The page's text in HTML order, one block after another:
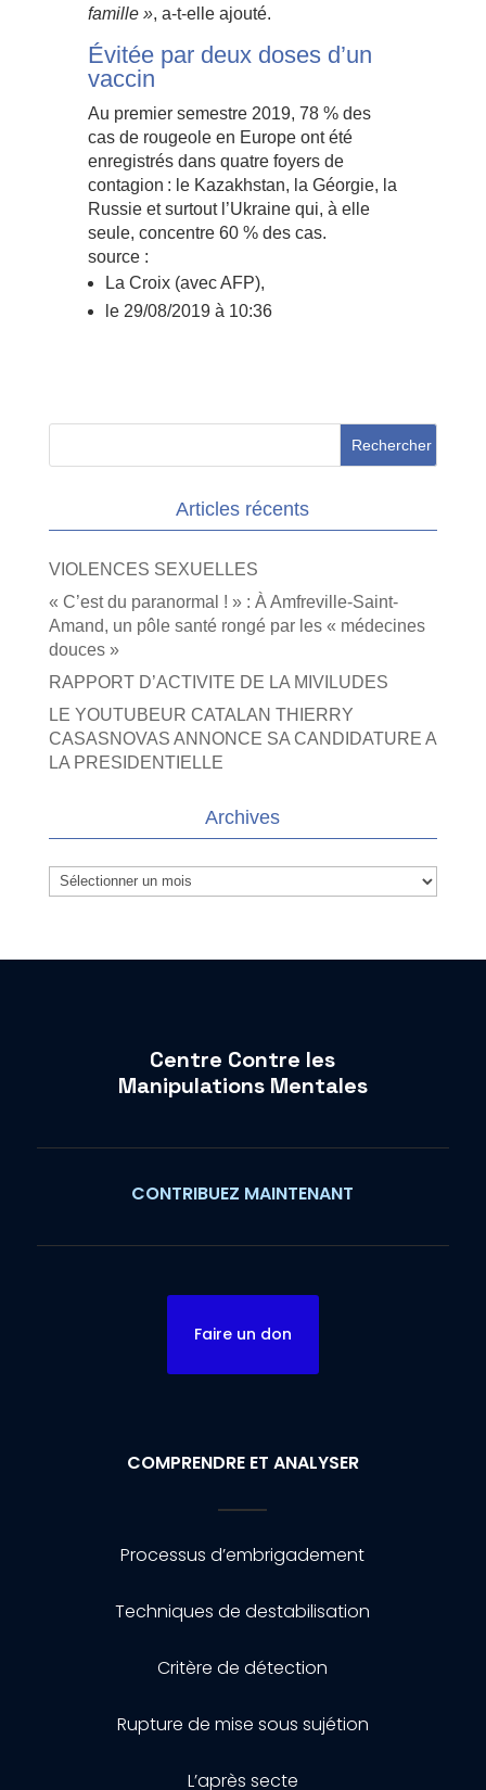
famille », a-t-elle ajouté.
Évitée par deux doses d’un
vaccin
Au premier semestre 2019, 78 % des
cas de rougeole en Europe ont été
enregistrés dans quatre foyers de
contagion : le Kazakhstan, la Géorgie, la
Russie et surtout l’Ukraine qui, à elle
seule, concentre 60 % des cas.
source :
La Croix (avec AFP),
le 29/08/2019 à 10:36
Articles récents
VIOLENCES SEXUELLES
« C’est du paranormal ! » : À Amfreville-Saint-
Amand, un pôle santé rongé par les « médecines
douces »
RAPPORT D’ACTIVITE DE LA MIVILUDES
LE YOUTUBEUR CATALAN THIERRY
CASASNOVAS ANNONCE SA CANDIDATURE A
LA PRESIDENTIELLE
Archives
Archives
Centre Contre les
Manipulations Mentales
CONTRIBUEZ MAINTENANT
Faire un don
COMPRENDRE ET ANALYSER
Processus d’embrigadement
Techniques de destabilisation
Critère de détection
Rupture de mise sous sujétion
L’après secte